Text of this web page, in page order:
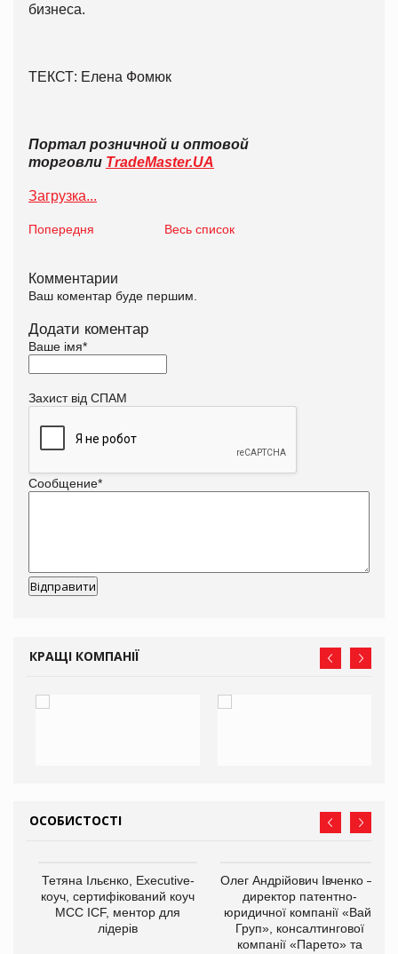
бизнеса.
ТЕКСТ: Елена Фомюк
Портал розничной и оптовой
торговли TradeMaster.UA
Загрузка...
Попередня Весь список
Комментарии
Ваш коментар буде першим.
Додати коментар
Ваше імя*
Захист від СПАМ
Сообщение*
КРАЩІ КОМПАНІЇ
ОСОБИСТОСТІ
Тетяна Ільєнко, Executive-
коуч, сертифікований коуч
МСС ICF, ментор для
лідерів
Олег Андрійович Івченко —
директор патентно-
юридичної компанії «Вайз
Груп», консалтингової
компанії «Парето» та